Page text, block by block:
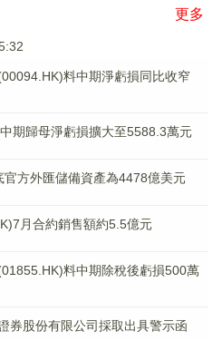
更多
料中期淨虧損同比收窄
期歸母淨虧損擴大至5588.3萬元
方外匯儲備資產為4478億美元
月合約銷售額約5.5億元
料中期除稅後虧損500萬
券股份有限公司採取出具警示函